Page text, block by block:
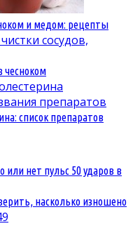
и медом: рецепты
чесноком
список препаратов
или нет пульс 50 ударов в
насколько изношено